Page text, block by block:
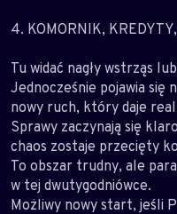
4. KOMORNIK,
Tu widać nagły wstrząs
Jednocześnie pojawia się
nowy ruch, który daje
Sprawy zaczynają się
chaos zostaje przecięty
To obszar trudny, ale
w tej dwutygodniówce.
Możliwy nowy start, jeśli